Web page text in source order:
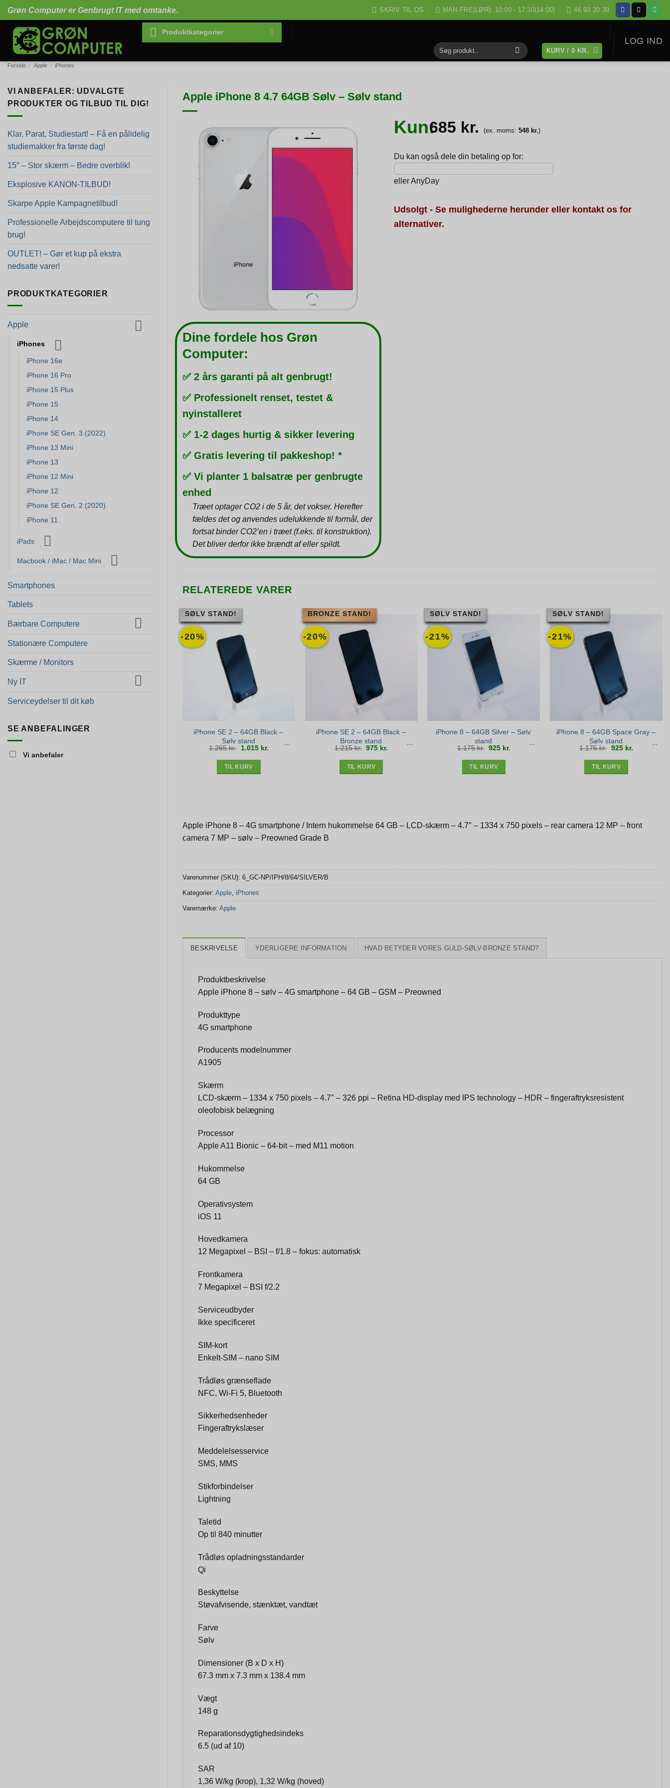
Fortsæt
til
indhold
Grøn Computer er Genbrugt IT med omtanke. SKRIV TIL OS MAN-FRE(LØR): 10:00 - 17:30(14:00) 46 93 20 39
Produktkategorier
Søg
efter:
KURV /0 KR.
LOG IND
Forside / Apple / iPhones
VI ANBEFALER: UDVALGTE
PRODUKTER OG TILBUD TIL DIG!
Klar, Parat, Studiestart! – Få en pålidelig
studiemakker fra første dag!
15″ – Stor skærm – Bedre overblik!
Eksplosive KANON-TILBUD!
Skarpe Apple Kampagnetilbud!
Professionelle Arbejdscomputere til tung
brug!
OUTLET! – Gør et kup på ekstra
nedsatte varer!
PRODUKTKATEGORIER
Apple
iPhones
iPhone 16e
iPhone 16 Pro
iPhone 15 Plus
iPhone 15
iPhone 14
iPhone SE Gen. 3 (2022)
iPhone 13 Mini
iPhone 13
iPhone 12 Mini
iPhone 12
iPhone SE Gen. 2 (2020)
iPhone 11
iPads
Macbook / iMac / Mac Mini
Smartphones
Tablets
Bærbare Computere
Stationære Computere
Skærme / Monitors
Ny IT
Serviceydelser til dit køb
SE ANBEFALINGER
Vi anbefaler
Apple iPhone 8 4.7 64GB Sølv – Sølv stand
Dine fordele hos Grøn
Computer:
✅ 2 års garanti på alt genbrugt!
✅ Professionelt renset, testet &
nyinstalleret
✅ 1-2 dages hurtig & sikker levering
✅ Gratis levering til pakkeshop! *
✅ Vi planter 1 balsatræ per genbrugte
enhed
Træet optager CO2 i de 5 år, det vokser. Herefter
fældes det og anvendes udelukkende til formål, der
fortsat binder CO2’en i træet (f.eks. til konstruktion).
Det bliver derfor ikke brændt af eller spildt.
Kun:685 kr. (ex. moms:548 kr.)
Du kan også dele din betaling op for:
ellerAnyDay
Udsolgt - Se mulighederne herunder eller kontakt os for
alternativer.
RELATEREDE VARER
-20%
SØLV STAND!
iPhone SE 2 – 64GB Black –
Sølv stand
1.265kr. Den
oprindelige
pris
1.015 kr.aktuelle
pris
TIL KURV
-20%
BRONZE STAND!
iPhone SE 2 – 64GB Black –
Bronze stand
1.215kr. Den
oprindelige
pris
975 kr.
TIL KURV
-21%
SØLV STAND!
iPhone 8 – 64GB Silver – Sølv
stand
1.175kr. Den
oprindelige
pris
925 kr.
TIL KURV
-21%
SØLV STAND!
iPhone 8 – 64GB Space Gray –
Sølv stand
1.175kr. Den
oprindelige
pris
925 kr.aktuelle
pris
TIL KURV
Apple iPhone 8 – 4G smartphone / Intern hukommelse 64 GB – LCD-skærm – 4.7″ – 1334 x 750 pixels – rear camera 12 MP – front
camera 7 MP – sølv – Preowned Grade B
Varenummer (SKU): 6_GC-NP/IPH/8/64/SILVER/B
Kategorier: Apple iPhones
Varemærke: Apple
BESKRIVELSE YDERLIGERE INFORMATION HVAD BETYDER VORES GULD-SØLV-BRONZE STAND?
Produktbeskrivelse
Apple iPhone 8 – sølv – 4G smartphone – 64 GB – GSM – Preowned
Produkttype
4G smartphone
Producents modelnummer
A1905
Skærm
LCD-skærm – 1334 x 750 pixels – 4.7″ – 326 ppi – Retina HD-display med IPS technology – HDR – fingeraftryksresistent
oleofobisk belægning
Processor
Apple A11 Bionic – 64-bit – med M11 motion
Hukommelse
64 GB
Operativsystem
iOS 11
Hovedkamera
12 Megapixel – BSI – f/1.8 – fokus: automatisk
Frontkamera
7 Megapixel – BSI f/2.2
Serviceudbyder
Ikke specificeret
SIM-kort
Enkelt-SIM – nano SIM
Trådløs grænseflade
NFC, Wi-Fi 5, Bluetooth
Sikkerhedsenheder
Fingeraftrykslæser
Meddelelsesservice
SMS, MMS
Stikforbindelser
Lightning
Taletid
Op til 840 minutter
Trådløs opladningsstandarder
Qi
Beskyttelse
Støvafvisende, stænktæt, vandtæt
Farve
Sølv
Dimensioner (B x D x H)
67.3 mm x 7.3 mm x 138.4 mm
Vægt
148 g
Reparationsdygtighedsindeks
6.5 (ud af 10)
SAR
1,36 W/kg (krop), 1,32 W/kg (hoved)